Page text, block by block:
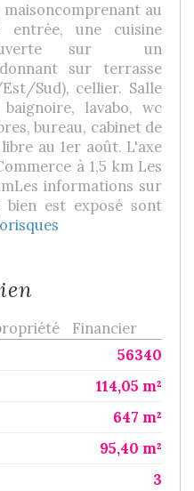
au
entrée, une cuisine
ouverte sur un
sur terrasse
Sud), cellier. Salle
lavabo, wc
bureau, cabinet de
au 1er août. L'axe
à 1,5 km Les
Les informations sur
bien est exposé sont
Financier
56340
114,05 m²
647 m²
95,40 m²
3